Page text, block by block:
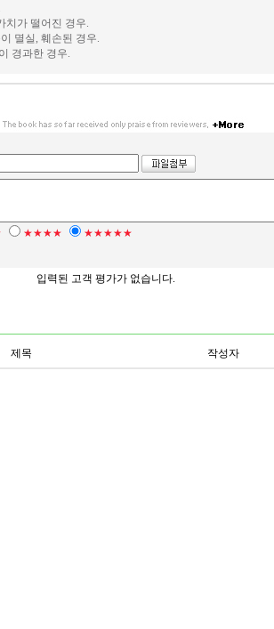
치가 떨어진 경우.
멸실, 훼손된 경우.
경과한 경우.
★★★★ ★★★★★
입력된 고객 평가가 없습니다.
제목 작성자